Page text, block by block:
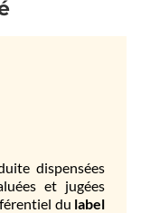
dispensées
et jugées
du label